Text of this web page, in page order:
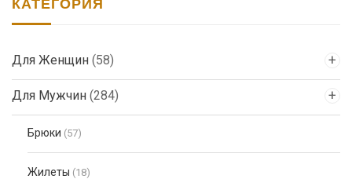
Для Женщин (58)
Для Мужчин (284)
Брюки (57)
Жилеты (18)